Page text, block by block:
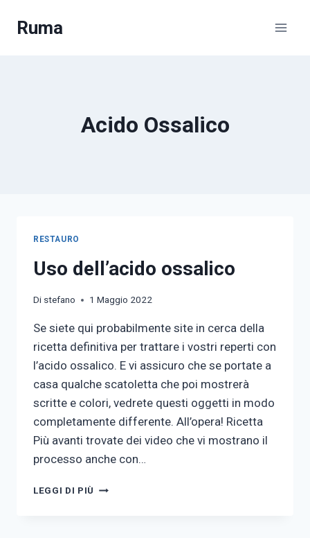
Ruma
Acido Ossalico
RESTAURO
Uso dell’acido ossalico
Di stefano 1 Maggio 2022
Se siete qui probabilmente site in cerca della
ricetta definitiva per trattare i vostri reperti con
l’acido ossalico. E vi assicuro che se portate a
casa qualche scatoletta che poi mostrerà
scritte e colori, vedrete questi oggetti in modo
completamente differente. All’opera! Ricetta
Più avanti trovate dei video che vi mostrano il
processo anche con…
LEGGI DI PIÙ USO